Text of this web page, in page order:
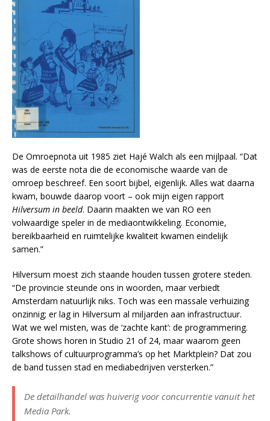
De Omroepnota uit 1985 ziet Hajé Walch als een mijlpaal. “Dat
was de eerste nota die de economische waarde van de
omroep beschreef. Een soort bijbel, eigenlijk. Alles wat daarna
kwam, bouwde daarop voort – ook mijn eigen rapport
Hilversum in beeld. Daarin maakten we van RO een
volwaardige speler in de mediaontwikkeling. Economie,
bereikbaarheid en ruimtelijke kwaliteit kwamen eindelijk
samen.”
Hilversum moest zich staande houden tussen grotere steden.
“De provincie steunde ons in woorden, maar verbiedt
Amsterdam natuurlijk niks. Toch was een massale verhuizing
onzinnig; er lag in Hilversum al miljarden aan infrastructuur.
Wat we wel misten, was de ‘zachte kant’: de programmering.
Grote shows horen in Studio 21 of 24, maar waarom geen
talkshows of cultuurprogramma’s op het Marktplein? Dat zou
de band tussen stad en mediabedrijven versterken.”
De detailhandel was huiverig voor concurrentie vanuit het
Media Park.